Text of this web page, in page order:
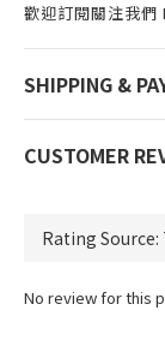
歡迎訂閱關注我們
SHIPPING &
CUSTOMER
No review for this